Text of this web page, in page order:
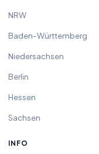
NRW
Baden-Württemberg
Niedersachsen
Berlin
Hessen
Sachsen
INFO